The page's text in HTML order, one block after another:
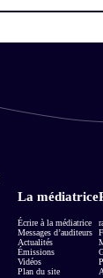
La médiatrice
Écrire à la médiatrice
Messages d’auditeurs
Actualités
Émissions
Vidéos
Plan du site